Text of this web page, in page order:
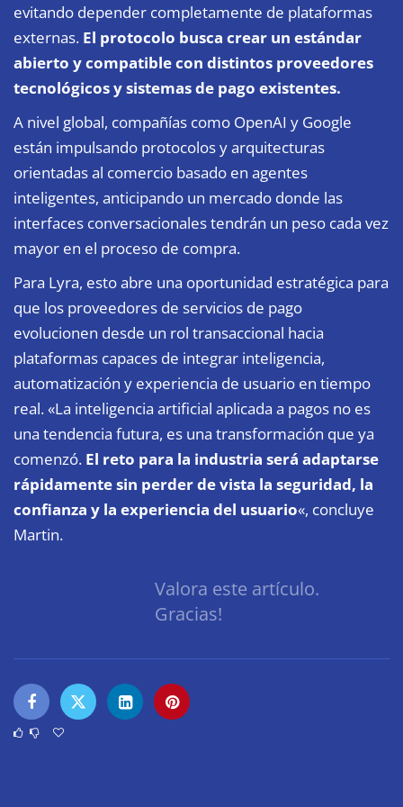
evitando depender completamente de plataformas
externas. El protocolo busca crear un estándar
abierto y compatible con distintos proveedores
tecnológicos y sistemas de pago existentes.
A nivel global, compañías como OpenAI y Google
están impulsando protocolos y arquitecturas
orientadas al comercio basado en agentes
inteligentes, anticipando un mercado donde las
interfaces conversacionales tendrán un peso cada vez
mayor en el proceso de compra.
Para Lyra, esto abre una oportunidad estratégica para
que los proveedores de servicios de pago
evolucionen desde un rol transaccional hacia
plataformas capaces de integrar inteligencia,
automatización y experiencia de usuario en tiempo
real. «La inteligencia artificial aplicada a pagos no es
una tendencia futura, es una transformación que ya
comenzó. El reto para la industria será adaptarse
rápidamente sin perder de vista la seguridad, la
confianza y la experiencia del usuario«, concluye
Martin.
Valora este artículo.
Gracias!